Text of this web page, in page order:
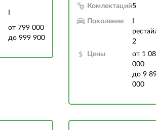
от 799 000
до 999 900
Комлектаций5
Поколение
2
Цены
от 1
000
до 9
000